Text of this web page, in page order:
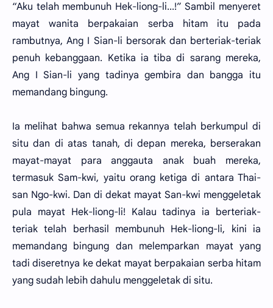
“Aku telah membunuh Hek-liong-li...!” Sambil menyeret
mayat wanita berpakaian serba hitam itu pada
rambutnya, Ang I Sian-li bersorak dan berteriak-teriak
penuh kebanggaan. Ketika ia tiba di sarang mereka,
Ang I Sian-li yang tadinya gembira dan bangga itu
memandang bingung.
Ia melihat bahwa semua rekannya telah berkumpul di
situ dan di atas tanah, di depan mereka, berserakan
mayat-mayat para anggauta anak buah mereka,
termasuk Sam-kwi, yaitu orang ketiga di antara Thai-
san Ngo-kwi. Dan di dekat mayat San-kwi menggeletak
pula mayat Hek-liong-li! Kalau tadinya ia berteriak-
teriak telah berhasil membunuh Hek-liong-li, kini ia
memandang bingung dan melemparkan mayat yang
tadi diseretnya ke dekat mayat berpakaian serba hitam
yang sudah lebih dahulu menggeletak di situ.